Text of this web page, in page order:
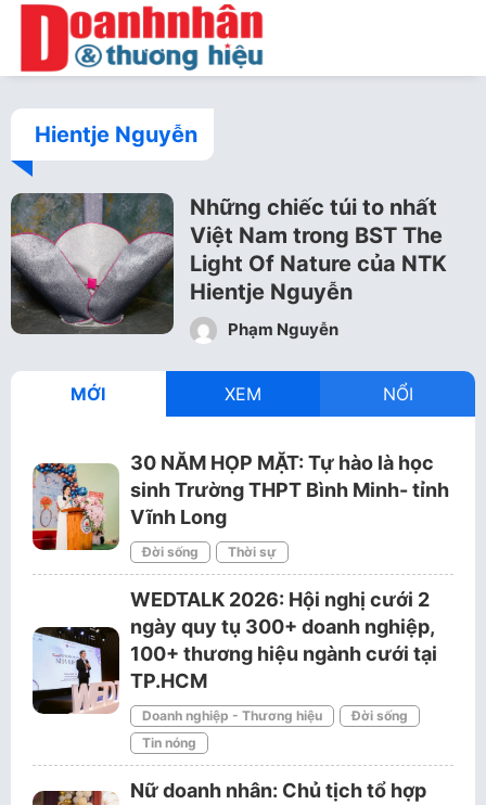
Hientje Nguyễn
Những chiếc túi to nhất
Việt Nam trong BST The
Light Of Nature của NTK
Hientje Nguyễn
Phạm Nguyễn
MỚI XEM NỔI
30 NĂM HỌP MẶT: Tự hào là học
sinh Trường THPT Bình Minh- tỉnh
Vĩnh Long
Đời sống Thời sự
WEDTALK 2026: Hội nghị cưới 2
ngày quy tụ 300+ doanh nghiệp,
100+ thương hiệu ngành cưới tại
TP.HCM
Doanh nghiệp - Thương hiệu
Đời sống
Tin nóng
Nữ doanh nhân: Chủ tịch tổ hợp